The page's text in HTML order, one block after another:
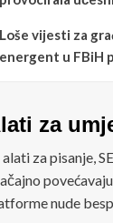
Loše vijesti za
energent u FBiH
za
za pisanje,
nude